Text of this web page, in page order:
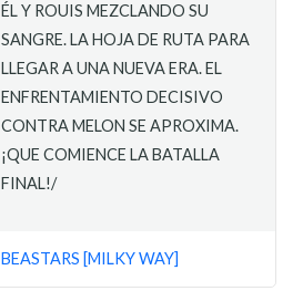
ÉL Y ROUIS MEZCLANDO SU
SANGRE. LA HOJA DE RUTA PARA
LLEGAR A UNA NUEVA ERA. EL
ENFRENTAMIENTO DECISIVO
CONTRA MELON SE APROXIMA.
¡QUE COMIENCE LA BATALLA
FINAL!/
BEASTARS [MILKY WAY]